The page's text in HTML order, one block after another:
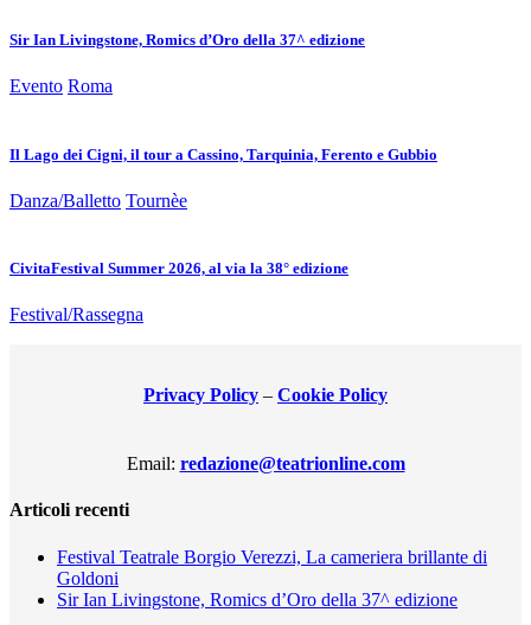
Sir Ian Livingstone, Romics d’Oro della 37^ edizione
Evento Roma
Il Lago dei Cigni, il tour a Cassino, Tarquinia, Ferento e Gubbio
Danza/Balletto Tournèe
CivitaFestival Summer 2026, al via la 38° edizione
Festival/Rassegna
Privacy Policy – Cookie Policy
Email: redazione@teatrionline.com
Articoli recenti
Festival Teatrale Borgio Verezzi, La cameriera brillante di
Goldoni
Sir Ian Livingstone, Romics d’Oro della 37^ edizione